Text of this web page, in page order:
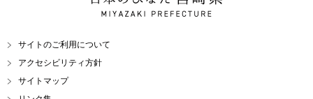
MIYAZAKI PREFECTURE
サイトのご利用について
アクセシビリティ方針
サイトマップ